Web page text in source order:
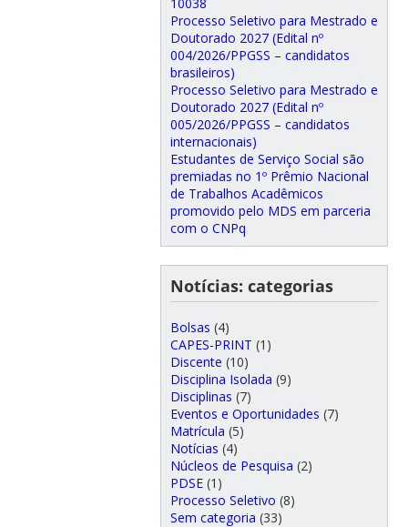
Processo Seletivo para Mestrado e
Doutorado 2027 (Edital nº
004/2026/PPGSS – candidatos
brasileiros)
Processo Seletivo para Mestrado e
Doutorado 2027 (Edital nº
005/2026/PPGSS – candidatos
internacionais)
Estudantes de Serviço Social são
premiadas no 1º Prêmio Nacional
de Trabalhos Acadêmicos
promovido pelo MDS em parceria
com o CNPq
Notícias: categorias
Bolsas (4)
CAPES-PRINT (1)
Discente (10)
Disciplina Isolada (9)
Disciplinas (7)
Eventos e Oportunidades (7)
Matrícula (5)
Notícias (4)
Núcleos de Pesquisa (2)
PDSE(1)
Processo Seletivo (8)
Sem categoria (33)